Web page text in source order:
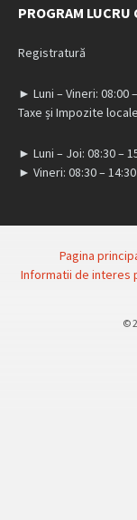
PROGRAM
Registratură
► Luni – Vineri: 08:00
Taxe și Impozite locale
► Luni – Joi: 08:30 –
► Vineri: 08:30 – 14:30
Pagina
Informatii de interes
©